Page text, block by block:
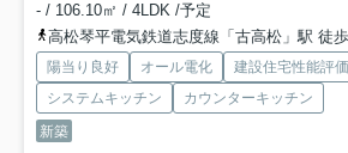
- / 106.10㎡ / 4LDK /予定
高松琴平電気鉄道志度線「古高松」駅 徒
陽当り良好 オール電化 建設住宅性能評
システムキッチン
カウンターキッチン
新築